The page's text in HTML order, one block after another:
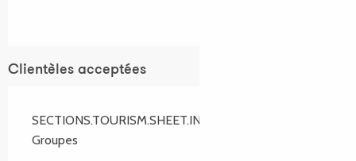
Clientèles acceptées
SECTIONS.TOURISM.SHEET.INDIVIDUALS
Groupes